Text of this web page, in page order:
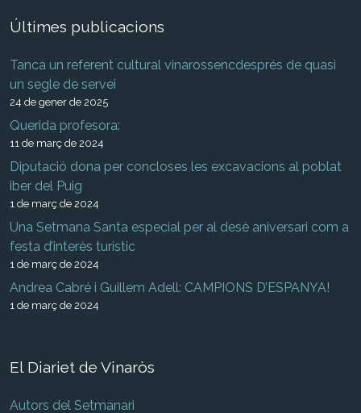
Últimes publicacions
Tanca un referent cultural vinarossencdesprés de quasi
un segle de servei
24 de gener de 2025
Querida profesora:
11 de març de 2024
Diputació dona per concloses les excavacions al poblat
iber del Puig
1 de març de 2024
Una Setmana Santa especial per al desè aniversari com a
festa d’interès turístic
1 de març de 2024
Andrea Cabré i Guillem Adell: CAMPIONS D’ESPANYA!
1 de març de 2024
El Diariet de Vinaròs
Autors del Setmanari